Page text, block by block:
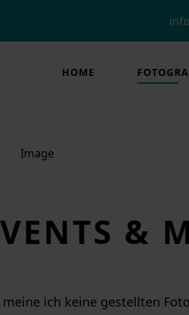
HOME
&
ich keine gestellten